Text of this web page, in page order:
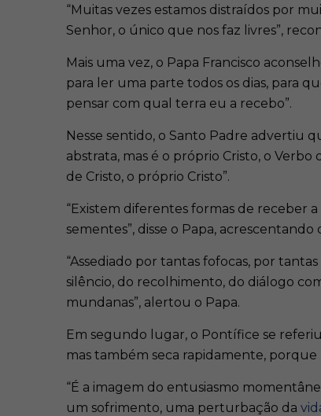
“Muitas vezes estamos distraídos por
Senhor, o único que nos faz livres”,
Mais uma vez, o Papa Francisco
para ler uma parte todos os dias, para
pensar com qual terra eu a recebo”.
Nesse sentido, o Santo Padre advertiu
abstrata, mas é o próprio Cristo, o
de Cristo, o próprio Cristo”.
“Existem diferentes formas de receber
sementes”, disse o Papa,
“Assediado por tantas fofocas, por
silêncio, do recolhimento, do diálogo
mundanas”, alertou o Papa.
Em segundo lugar, o Pontífice se
mas também seca rapidamente,
“É a imagem do entusiasmo
um sofrimento, uma perturbação da